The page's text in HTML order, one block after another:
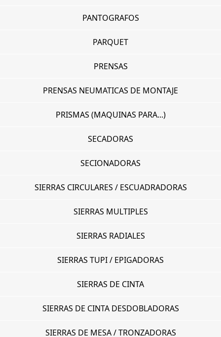
PANTOGRAFOS
PARQUET
PRENSAS
PRENSAS NEUMATICAS DE MONTAJE
PRISMAS (MAQUINAS PARA...)
SECADORAS
SECIONADORAS
SIERRAS CIRCULARES / ESCUADRADORAS
SIERRAS MULTIPLES
SIERRAS RADIALES
SIERRAS TUPI / EPIGADORAS
SIERRAS DE CINTA
SIERRAS DE CINTA DESDOBLADORAS
SIERRAS DE MESA / TRONZADORAS